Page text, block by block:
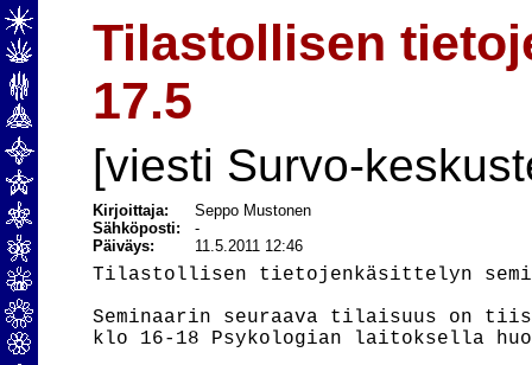
Tilastollisen
17.5
[viesti Survo-
Kirjoittaja:
Seppo Mustonen
Sähköposti:-
Päiväys:
11.5.2011 12:46
Tilastollisen tietojenkäsittelyn
Seminaarin seuraava tilaisuus on
klo 16-18 Psykologian laitoksella